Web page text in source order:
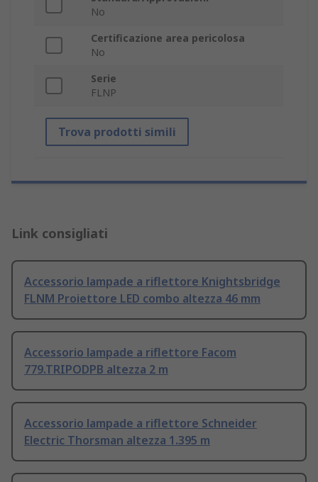
No
Certificazione area pericolosa
No
Serie
FLNP
Trova prodotti simili
Link consigliati
Accessorio lampade a riflettore Knightsbridge
FLNM Proiettore LED combo altezza 46 mm
Accessorio lampade a riflettore Facom
779.TRIPODPB altezza 2 m
Accessorio lampade a riflettore Schneider
Electric Thorsman altezza 1.395 m